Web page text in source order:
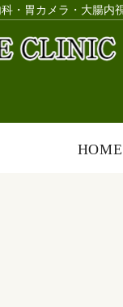
・胃カメラ・大腸内
HOME